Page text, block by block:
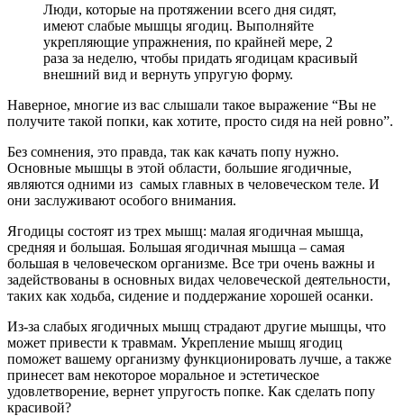
Люди, которые на протяжении всего дня сидят,
имеют слабые мышцы ягодиц. Выполняйте
укрепляющие упражнения, по крайней мере, 2
раза за неделю, чтобы придать ягодицам красивый
внешний вид и вернуть упругую форму.
Наверное, многие из вас слышали такое выражение “Вы не
получите такой попки, как хотите, просто сидя на ней ровно”.
Без сомнения, это правда, так как качать попу нужно.
Основные мышцы в этой области, большие ягодичные,
являются одними из самых главных в человеческом теле. И
они заслуживают особого внимания.
Ягодицы состоят из трех мышц: малая ягодичная мышца,
средняя и большая. Большая ягодичная мышца – самая
большая в человеческом организме. Все три очень важны и
задействованы в основных видах человеческой деятельности,
таких как ходьба, сидение и поддержание хорошей осанки.
Из-за слабых ягодичных мышц страдают другие мышцы, что
может привести к травмам. Укрепление мышц ягодиц
поможет вашему организму функционировать лучше, а также
принесет вам некоторое моральное и эстетическое
удовлетворение, вернет упругость попке. Как сделать попу
красивой?